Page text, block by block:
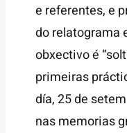
e referentes, e
do relatograma
obxectivo é
primeiras
día, 25 de
nas memorias